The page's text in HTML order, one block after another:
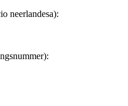
neerlandesa):
: